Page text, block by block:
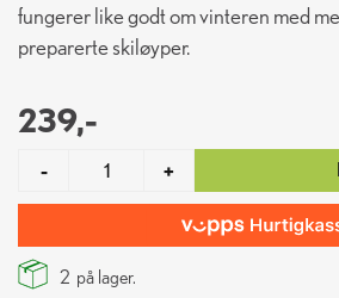
fungerer like godt om vinteren med
preparerte skiløyper.
239,-
- +
2 på lager.